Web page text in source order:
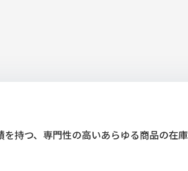
を持つ、専門性の高いあらゆる商品の在